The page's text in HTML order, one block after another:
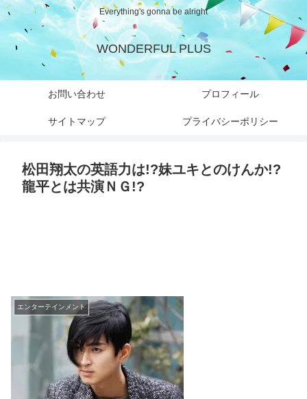
Everything's gonna be alright
WONDERFUL PLUS
お問い合わせ プロフィール
サイトマップ プライバシーポリシー
松田翔太の英語力は!?妹ユキとのけんか!?
龍平とは共演ＮＧ!?
エンターテインメント